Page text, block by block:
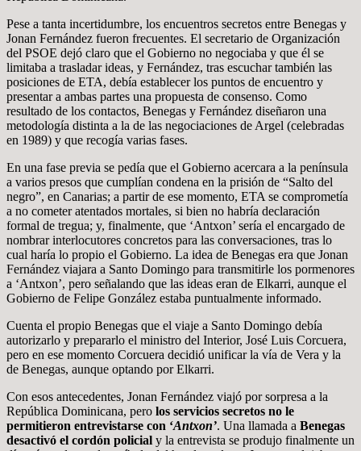
Pese a tanta incertidumbre, los encuentros secretos entre Benegas y
Jonan Fernández fueron frecuentes. El secretario de Organización
del PSOE dejó claro que el Gobierno no negociaba y que él se
limitaba a trasladar ideas, y Fernández, tras escuchar también las
posiciones de ETA, debía establecer los puntos de encuentro y
presentar a ambas partes una propuesta de consenso. Como
resultado de los contactos, Benegas y Fernández diseñaron una
metodología distinta a la de las negociaciones de Argel (celebradas
en 1989) y que recogía varias fases.
En una fase previa se pedía que el Gobierno acercara a la península
a varios presos que cumplían condena en la prisión de “Salto del
negro”, en Canarias; a partir de ese momento, ETA se comprometía
a no cometer atentados mortales, si bien no habría declaración
formal de tregua; y, finalmente, que ‘Antxon’ sería el encargado de
nombrar interlocutores concretos para las conversaciones, tras lo
cual haría lo propio el Gobierno. La idea de Benegas era que Jonan
Fernández viajara a Santo Domingo para transmitirle los pormenores
a ‘Antxon’, pero señalando que las ideas eran de Elkarri, aunque el
Gobierno de Felipe González estaba puntualmente informado.
Cuenta el propio Benegas que el viaje a Santo Domingo debía
autorizarlo y prepararlo el ministro del Interior, José Luis Corcuera,
pero en ese momento Corcuera decidió unificar la vía de Vera y la
de Benegas, aunque optando por Elkarri.
Con esos antecedentes, Jonan Fernández viajó por sorpresa a la
República Dominicana, pero los servicios secretos no le
permitieron entrevistarse con ‘Antxon’. Una llamada a Benegas
desactivó el cordón policial y la entrevista se produjo finalmente un